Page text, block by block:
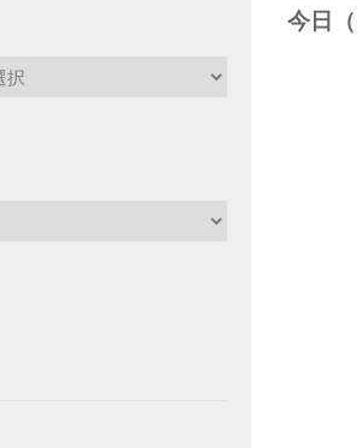
今日